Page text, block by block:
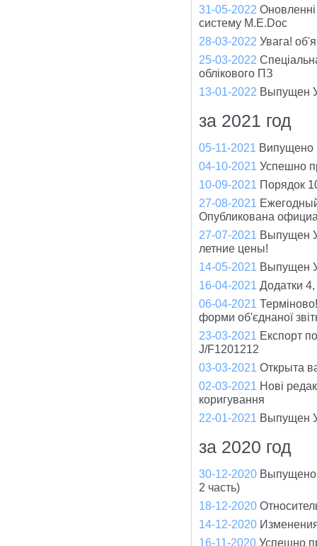
31-05-2022
систему M.E.Doc
28-03-2022 Увага!
25-03-2022
облікового ПЗ
13-01-2022 Выпущен
за 2021 год
05-11-2021 Випущено
04-10-2021 Успешно
10-09-2021 Порядок
27-08-2021
Опубликована
27-07-2021 Выпущен
летние цены!
14-05-2021 Выпущен
16-04-2021 Додатки
06-04-2021
форми об'єднаної
23-03-2021 Експорт
J/F1201212
03-03-2021 Открыта
02-03-2021 Нові
коригування
22-01-2021 Выпущен
за 2020 год
30-12-2020 Выпущено
2 часть)
18-12-2020
14-12-2020
16-11-2020 Успешно